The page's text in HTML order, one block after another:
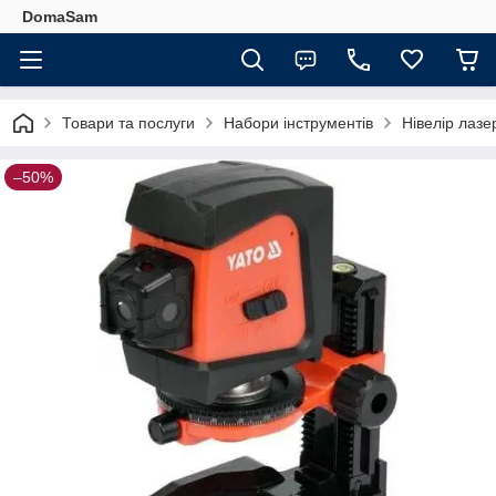
DomaSam
Товари та послуги Набори інструментів Нівелір
–50%